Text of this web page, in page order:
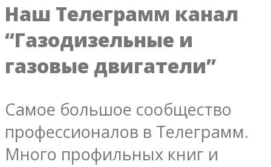
Наш Телеграмм канал
“Газодизельные и
газовые двигатели”
Самое большое сообщество
профессионалов в Телеграмм.
Много профильных книг и